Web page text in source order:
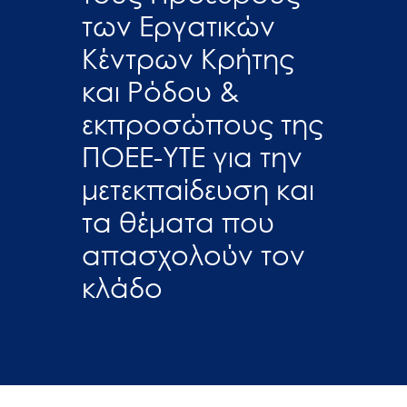
των Εργατικών
Κέντρων Κρήτης
και Ρόδου &
εκπροσώπους της
ΠΟΕΕ-ΥΤΕ για την
μετεκπαίδευση και
τα θέματα που
απασχολούν τον
κλάδο